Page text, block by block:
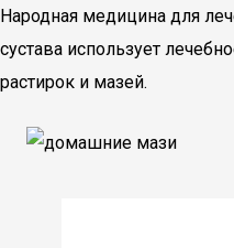
Народная медицина для
сустава использует
растирок и мазей.